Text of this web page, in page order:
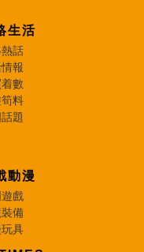
生活
話
報
數
料
題
動漫
戲
備
具